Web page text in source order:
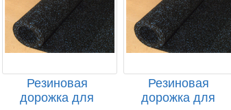
Резиновая
дорожка для
Резиновая
дорожка для